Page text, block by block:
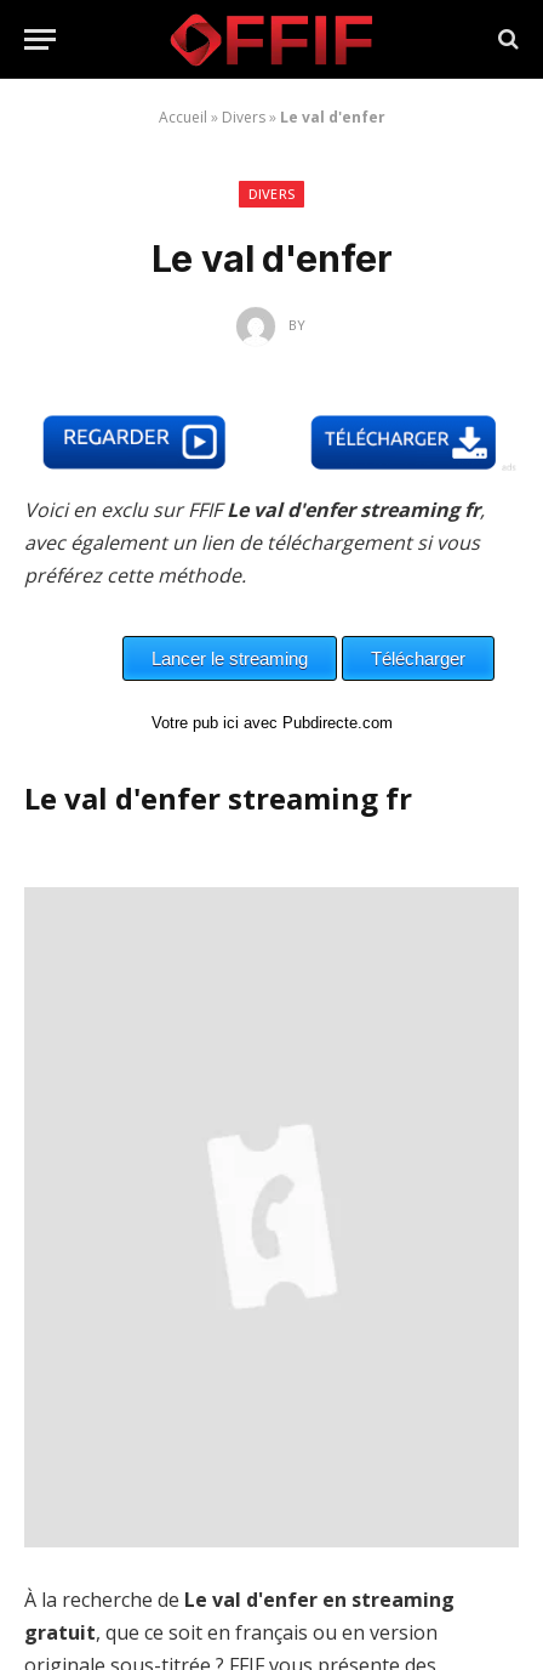
Accueil » Divers» Le val d'enfer
DIVERS
Le val d'enfer
BY
Voici en exclu sur FFIFLe val d'enfer streaming fr,
avec également un lien de téléchargement si vous
préférez cette méthode.
Votre pub ici avec Pubdirecte.com
Le val d'enfer streaming fr
À la recherche de Le val d'enfer en streaming
gratuit, que ce soit en français ou en version